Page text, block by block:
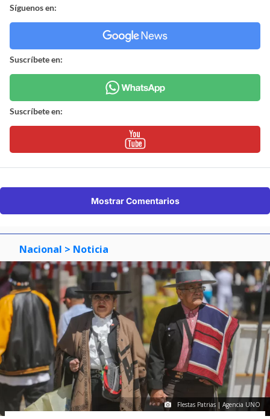
Síguenos en:
Suscríbete en:
Suscríbete en:
Mostrar Comentarios
Nacional > Noticia
FIestas Patrias | Agencia UNO